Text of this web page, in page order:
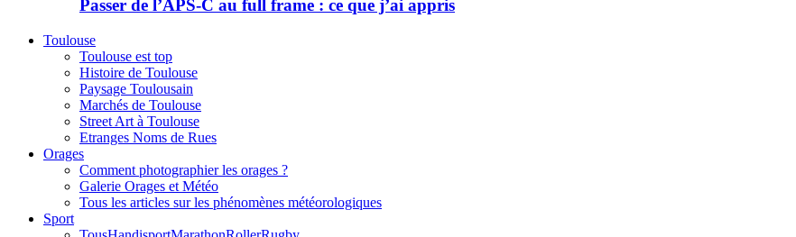
Passer de l’APS-C au full frame : ce que j’ai appris
Toulouse
Toulouse est top
Histoire de Toulouse
Paysage Toulousain
Marchés de Toulouse
Street Art à Toulouse
Etranges Noms de Rues
Orages
Comment photographier les orages ?
Galerie Orages et Météo
Tous les articles sur les phénomènes météorologiques
Sport